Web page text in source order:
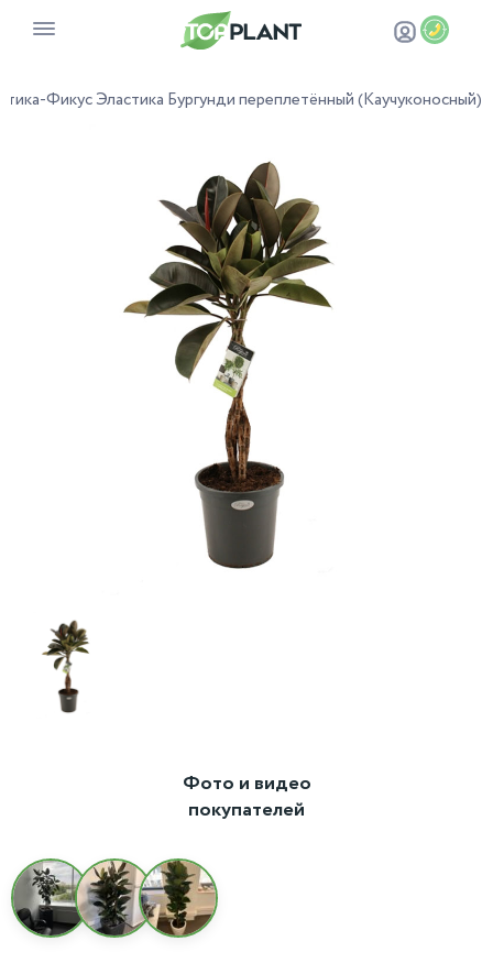
-Фикус Эластика Бургунди переплетённый (Каучуконосный)
Фото и видео
покупателей